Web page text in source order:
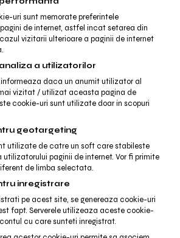
uri sunt memorate preferintele
de internet, astfel incat setarea din
vizitarii ulterioare a paginii de internet
a utilizatorilor
daca un anumit utilizator al
vizitat / utilizat aceasta pagina de
cookie-uri sunt utilizate doar in scopuri
geotargeting
utilizate de catre un soft care stabileste
paginii de internet. Vor fi primite
de limba selectata.
inregistrare
pe acest site, se genereaza cookie-uri
fapt. Serverele utilizeaza aceste cookie-
cu care sunteti inregistrat.